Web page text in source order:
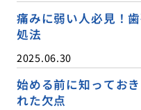
痛みに弱い人必見！
処法
2025.06.30
始める前に知ってお
れた欠点